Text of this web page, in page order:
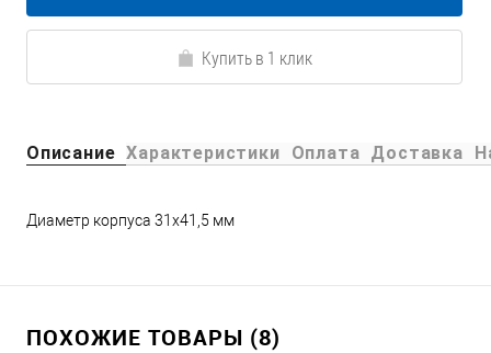
Купить в 1 клик
Описание Характеристики Оплата Доставка
Диаметр корпуса 31х41,5 мм
ПОХОЖИЕ ТОВАРЫ (8)